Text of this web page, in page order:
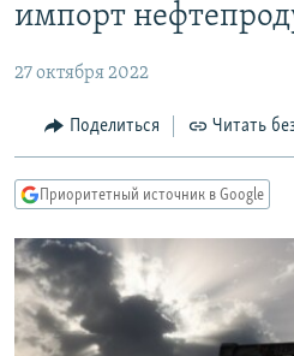
основному
Вернутся
главной
навигации
Вернутся
поиску
АВТОРСКИЕ ПРОЕКТЫ
ЦИТАТЫ СВОБОДЫ
МНЕНИЯ
IDEL.РЕАЛИИ
КАВКАЗ.РЕАЛИИ
СЕВЕР.РЕАЛИИ
СИБИРЬ.РЕАЛИИ
импорт
27 октября 2022
Поделиться Читать
Приоритетный источник в Google